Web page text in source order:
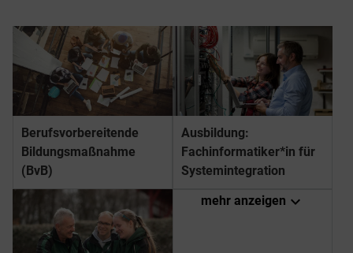
Berufs­­vorbereitende
Bildungs­­maßnahme
(BvB)
Ausbildung:
Fachinformatiker*in für
Systemintegration
mehr anzeigen expand_more